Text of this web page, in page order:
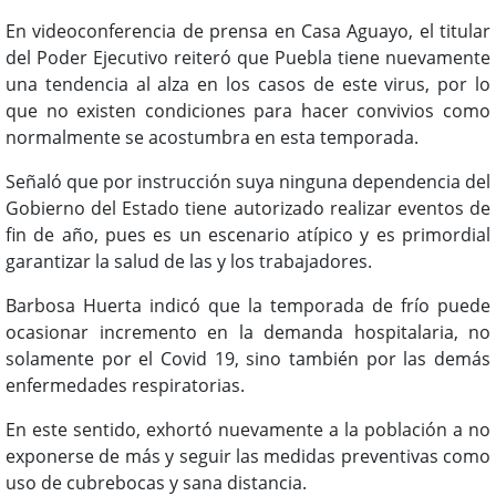
En videoconferencia de prensa en Casa Aguayo, el titular
del Poder Ejecutivo reiteró que Puebla tiene nuevamente
una tendencia al alza en los casos de este virus, por lo
que no existen condiciones para hacer convivios como
normalmente se acostumbra en esta temporada.
Señaló que por instrucción suya ninguna dependencia del
Gobierno del Estado tiene autorizado realizar eventos de
fin de año, pues es un escenario atípico y es primordial
garantizar la salud de las y los trabajadores.
Barbosa Huerta indicó que la temporada de frío puede
ocasionar incremento en la demanda hospitalaria, no
solamente por el Covid 19, sino también por las demás
enfermedades respiratorias.
En este sentido, exhortó nuevamente a la población a no
exponerse de más y seguir las medidas preventivas como
uso de cubrebocas y sana distancia.